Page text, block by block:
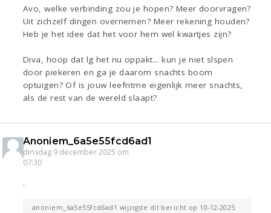
Avo, welke verbinding zou je hopen? Meer doorvragen?
Uit zichzelf dingen overnemen? Meer rekening houden?
Heb je het idee dat het voor hem wel kwartjes zijn?
Diva, hoop dat lg het nu oppakt... kun je niet slspen
door piekeren en ga je daarom snachts boom
optuigen? Of is jouw leefritme eigenlijk meer snachts,
als de rest van de wereld slaapt?
Anoniem_6a5e55fcd6ad1
dinsdag 9 december 2025 om
07:30
.
anoniem_6a5e55fcd6ad1 wijzigde dit bericht op 10-12-2025